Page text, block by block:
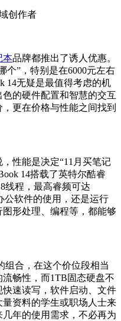
创作者
本品牌都推出了诱人优惠。
个”，特别是在6000元左右
14无疑是最值得考虑的机
的硬件配置和智慧的交互
更在价格与性能之间找到
性能是决定“11月买笔记
14搭载了英特尔酷睿
线程，最高睿频可达
公软件的使用，还是运行
形处理、编程等，都能够
组合，在这个价位段相当
畅性，而1TB固态硬盘不
速读写，软件启动、文件
资料的学生或职场人士来
年的使用需求，不必再为